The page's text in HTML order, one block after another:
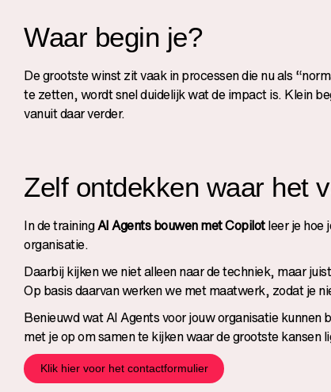
Waar begin je?
De grootste winst zit vaak in processen die nu als
te zetten, wordt snel duidelijk wat de impact is. Klein
vanuit daar verder.
Zelf ontdekken waar het
In de trainingAI Agents bouwen met Copilotleer je hoe
organisatie.
Daarbij kijken we niet alleen naar de techniek, maar
Op basis daarvan werken we met maatwerk, zodat je
Benieuwd wat AI Agents voor jouw organisatie
met je op om samen te kijken waar de grootste kansen
Klik hier voor het contactformulier